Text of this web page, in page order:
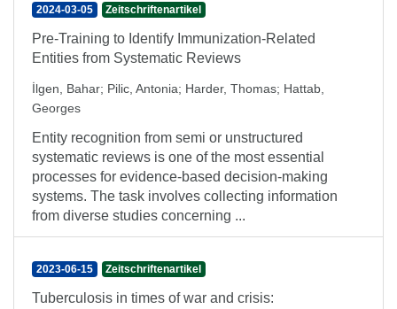
2024-03-05 Zeitschriftenartikel
Pre-Training to Identify Immunization-Related
Entities from Systematic Reviews
İlgen, Bahar; Pilic, Antonia; Harder, Thomas; Hattab,
Georges
Entity recognition from semi or unstructured
systematic reviews is one of the most essential
processes for evidence-based decision-making
systems. The task involves collecting information
from diverse studies concerning ...
2023-06-15 Zeitschriftenartikel
Tuberculosis in times of war and crisis: